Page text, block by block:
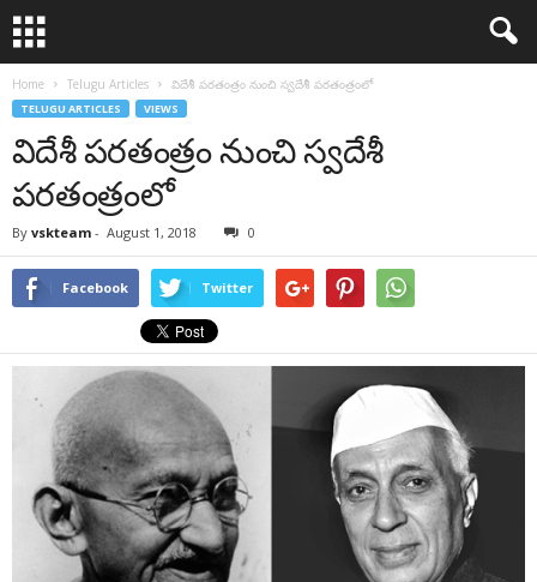
Home Telugu Articles విదేశీ పరతంత్రం నుంచి స్వదేశీ పరతంత్రంలో
TELUGU ARTICLES VIEWS
విదేశీ పరతంత్రం నుంచి స్వదేశీ
పరతంత్రంలో
By vskteam - August 1, 2018 0
Facebook Twitter